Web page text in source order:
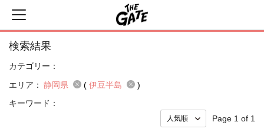
検索結果
カテゴリー：
エリア： 静岡県 ( 伊豆半島
)
キーワード：
Page 1 of 1